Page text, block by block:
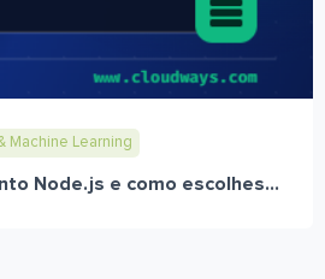
Machine Learning
Node.js e como escolhes...